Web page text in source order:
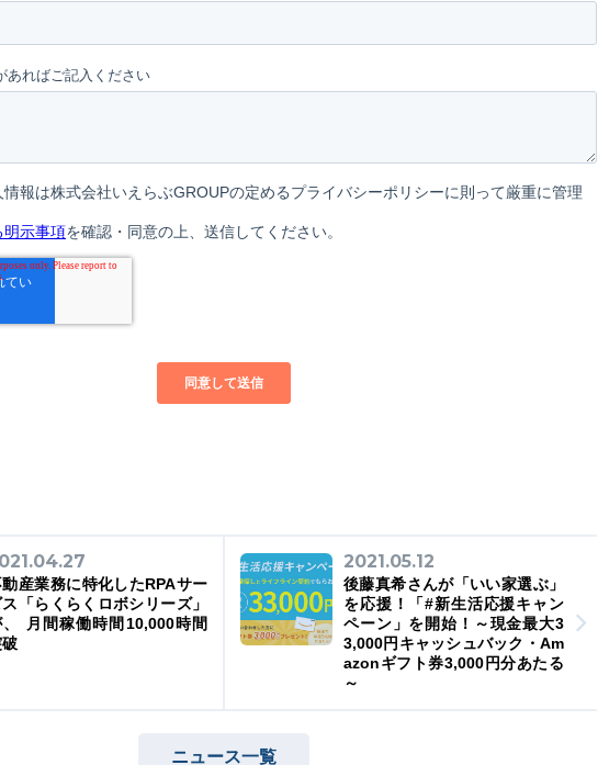
産業務に特化したRPAサー
ス「らくらくロボシリーズ」
、 月間稼働時間10,000時間
2021.05.12
後藤真希さんが「いい家選ぶ」
を応援！「#新生活応援キャン
ペーン」を開始！～現金最大3
3,000円キャッシュバック・Am
azonギフト券3,000円分あたる
～
ニュース一覧